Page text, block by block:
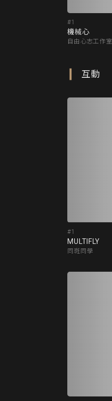
#1
機械心
自由心志工作室
互動
#1
MULTIFLY
同斑同學